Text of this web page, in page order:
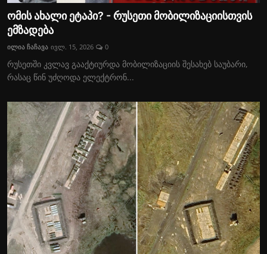
ომის ახალი ეტაპი? - რუსეთი მობილიზაციისთვის
ემზადება
ილია ჩაჩავა ივლ. 15, 2026 0
რუსეთში კვლავ გააქტიურდა მობილიზაციის შესახებ საუბარი,
რასაც წინ უძღოდა ელექტრონ...